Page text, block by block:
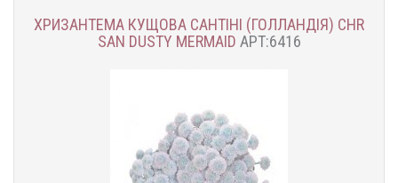
ХРИЗАНТЕМА КУЩОВА САНТІНІ (ГОЛЛАНДІЯ) CHR
SAN DUSTY MERMAID АРТ:6416